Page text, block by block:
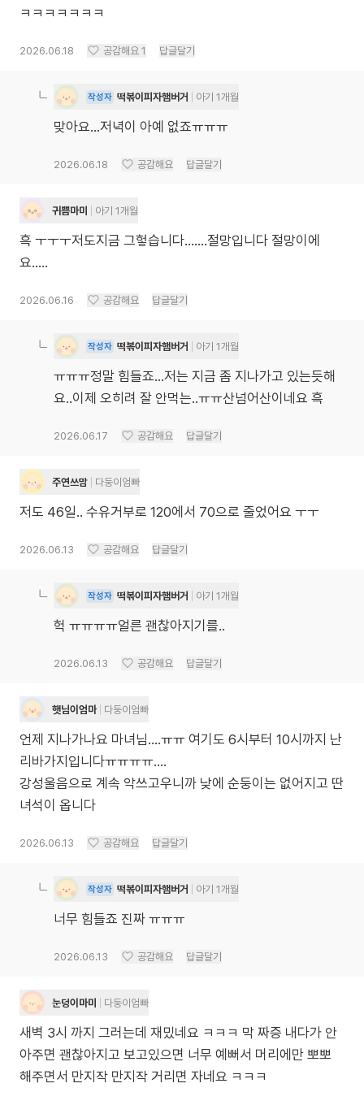
ㅋㅋㅋㅋㅋㅋㅋ
2026.06.18 공감해요 1 답글달기
작성자 떡볶이피자햄버거 아기 1개월
맞아요...저녁이 아예 없죠ㅠㅠㅠ
2026.06.18 공감해요 답글달기
귀쁨마미 아기 1개월
흑 ㅜㅜㅜ저도지금 그헣습니다…….절망입니다 절망이에
요…..
2026.06.16 공감해요 답글달기
작성자 떡볶이피자햄버거 아기 1개월
ㅠㅠㅠ정말 힘들죠...저는 지금 좀 지나가고 있는듯해
요..이제 오히려 잘 안먹는..ㅠㅠ산넘어산이네요 흑
2026.06.17 공감해요 답글달기
주연쓰맘 다둥이엄빠
저도 46일.. 수유거부로 120에서 70으로 줄었어요 ㅜㅜ
2026.06.13 공감해요 답글달기
작성자 떡볶이피자햄버거 아기 1개월
헉 ㅠㅠㅠㅠ얼른 괜찮아지기를..
2026.06.13 공감해요 답글달기
햇님이엄마 다둥이엄빠
언제 지나가나요 마녀님....ㅠㅠ 여기도 6시부터 10시까지 난
리바가지입니다ㅠㅠㅠㅠ....
강성울음으로 계속 악쓰고우니까 낮에 순둥이는 없어지고 딴
녀석이 옵니다
2026.06.13 공감해요 답글달기
작성자 떡볶이피자햄버거 아기 1개월
너무 힘들죠 진짜 ㅠㅠㅠ
2026.06.13 공감해요 답글달기
눈덩이마미 다둥이엄빠
새벽 3시 까지 그러는데 재밌네요 ㅋㅋㅋ 막 짜증 내다가 안
아주면 괜찮아지고 보고있으면 너무 예뻐서 머리에만 뽀뽀
해주면서 만지작 만지작 거리면 자네요 ㅋㅋㅋ